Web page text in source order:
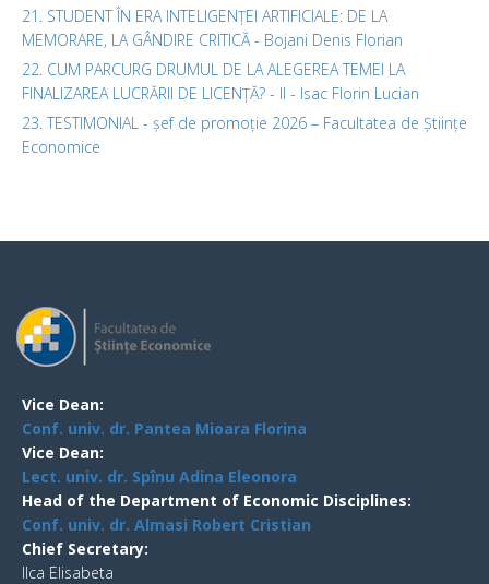
21. STUDENT ÎN ERA INTELIGENȚEI ARTIFICIALE: DE LA
MEMORARE, LA GÂNDIRE CRITICĂ - Bojani Denis Florian
22. CUM PARCURG DRUMUL DE LA ALEGEREA TEMEI LA
FINALIZAREA LUCRĂRII DE LICENȚĂ? - II - Isac Florin Lucian
23. TESTIMONIAL - șef de promoție 2026 – Facultatea de Științe
Economice
Vice Dean:
Conf. univ. dr. Pantea Mioara Florina
Vice Dean:
Lect. univ. dr. Spînu Adina Eleonora
Head of the Department of Economic Disciplines:
Conf. univ. dr. Almasi Robert Cristian
Chief Secretary:
Ilca Elisabeta